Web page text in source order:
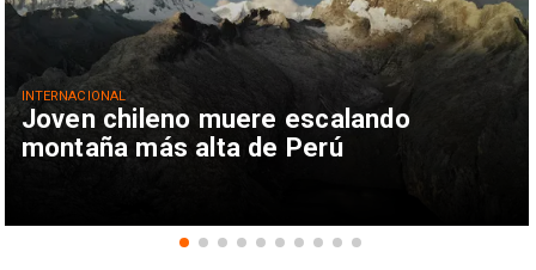
Joven chileno muere escalando
montaña más alta de Perú
INTERNACIONAL